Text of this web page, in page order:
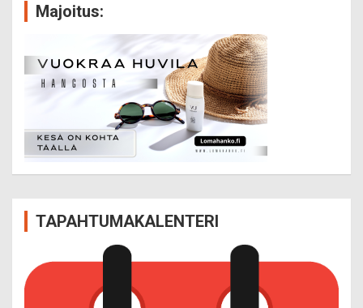
Majoitus:
TAPAHTUMAKALENTERI